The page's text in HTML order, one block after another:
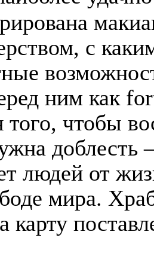
с
ним как
чтобы
доблесть
людей от
мира.
карту